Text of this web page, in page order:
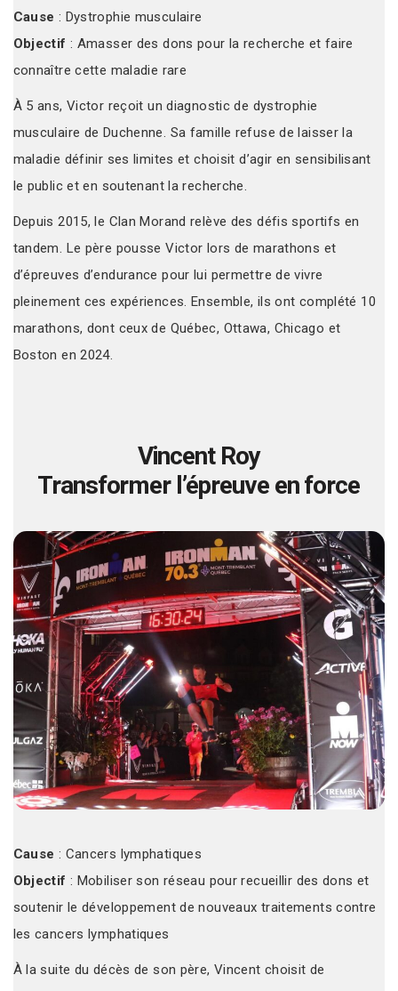
Cause : Dystrophie musculaire
Objectif : Amasser des dons pour la recherche et faire
connaître cette maladie rare
À 5 ans, Victor reçoit un diagnostic de dystrophie
musculaire de Duchenne. Sa famille refuse de laisser la
maladie définir ses limites et choisit d’agir en sensibilisant
le public et en soutenant la recherche.
Depuis 2015, le Clan Morand relève des défis sportifs en
tandem. Le père pousse Victor lors de marathons et
d’épreuves d’endurance pour lui permettre de vivre
pleinement ces expériences. Ensemble, ils ont complété 10
marathons, dont ceux de Québec, Ottawa, Chicago et
Boston en 2024.
Vincent Roy
Transformer l’épreuve en force
Cause : Cancers lymphatiques
Objectif : Mobiliser son réseau pour recueillir des dons et
soutenir le développement de nouveaux traitements contre
les cancers lymphatiques
À la suite du décès de son père, Vincent choisit de